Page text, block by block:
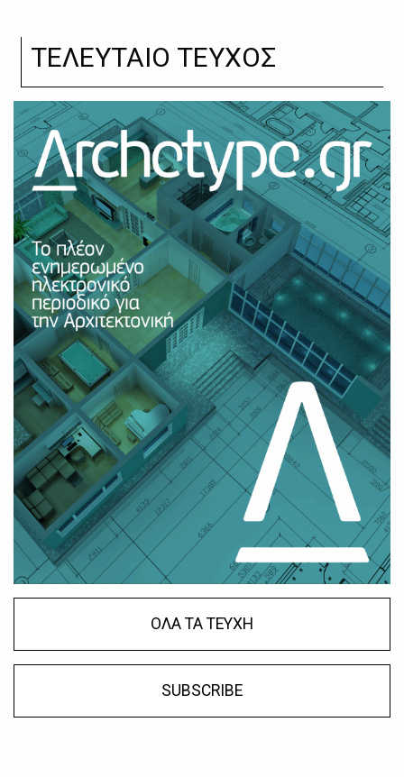
ΤΕΛΕΥΤΑΙΟ ΤΕΥΧΟΣ
ΟΛΑ ΤΑ ΤΕΥΧΗ
SUBSCRIBE